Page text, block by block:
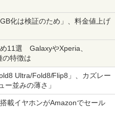
化は検証のため」、料金値上げ
11選 GalaxyやXperia、
の特徴は
Ultra/Fold8/Flip8」、カズレー
ー並みの薄さ」
載イヤホンがAmazonでセール